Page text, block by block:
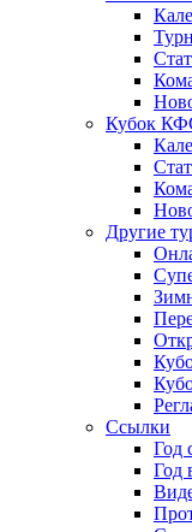
Кубок
Другие
Ссылки
Год
Год